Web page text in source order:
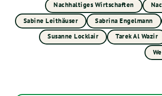
Nachhaltiges Wirtschaften
Sabine Leithäuser
Sabrina Engelmann
Susanne Locklair
Tarek Al Wazir